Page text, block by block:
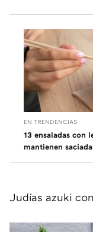
EN TRENDENCIAS
13 ensaladas con
mantienen
Judías azuki